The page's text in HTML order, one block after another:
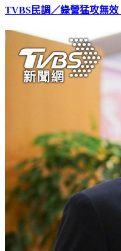
TVBS民調／綠營猛攻無